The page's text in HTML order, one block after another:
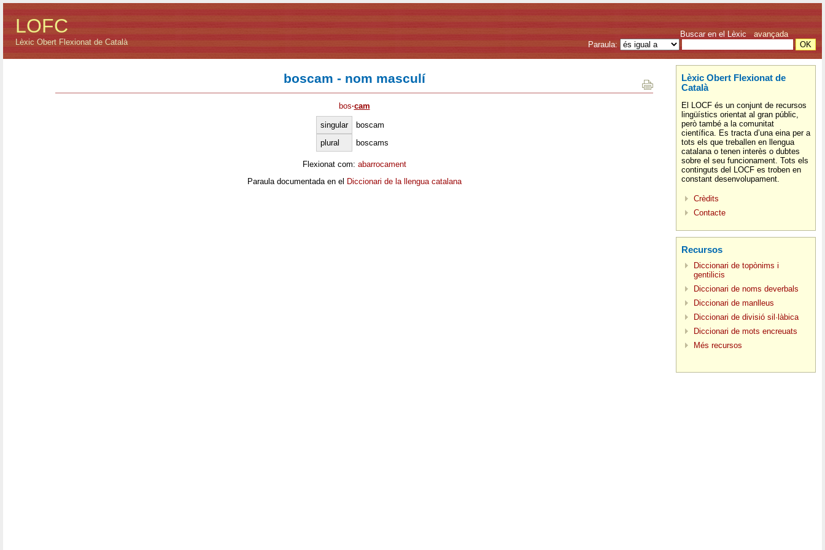
LOFC
Lèxic Obert Flexionat de Català
Buscar en el Lèxic avançada
Paraula:
boscam - nom masculí
bos·cam
singular
boscam
plural
boscams
Flexionat com: abarrocament
Paraula documentada en el Diccionari de la llengua catalana
Lèxic Obert Flexionat de
Català
El LOCF és un conjunt de recursos
lingüístics orientat al gran públic,
però també a la comunitat
científica. Es tracta d’una eina per a
tots els que treballen en llengua
catalana o tenen interès o dubtes
sobre el seu funcionament. Tots els
continguts del LOCF es troben en
constant desenvolupament.
Crèdits
Contacte
Recursos
Diccionari de topònims i
gentilicis
Diccionari de noms deverbals
Diccionari de manlleus
Diccionari de divisió sil·làbica
Diccionari de mots encreuats
Més recursos